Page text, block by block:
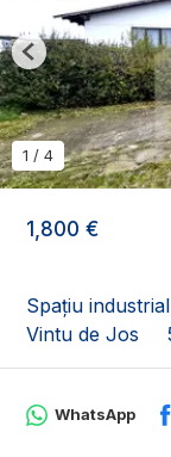
1,800 €
Spațiu
Vintu de Jos
1 / 4
Previous
WhatsApp